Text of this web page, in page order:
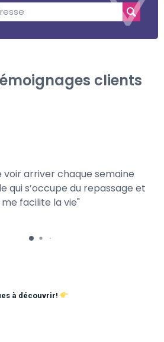
clients
voir arriver chaque semaine
qui s’occupe du repassage et
facilite la vie
à découvrir!